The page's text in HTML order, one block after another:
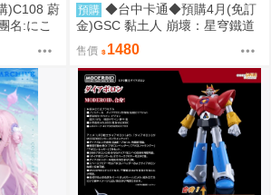
)C108 蔚
名:にこ
預購 ◆台中卡通◆預購4月(免訂
金)GSC 黏土人 崩壞：星穹鐵道
流螢 0906
售價 1480